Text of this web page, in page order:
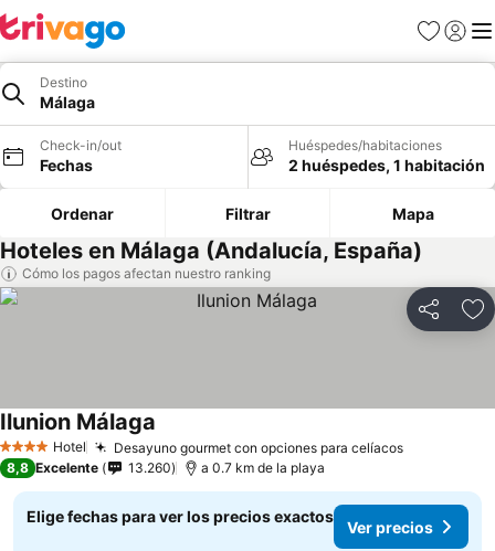
Favoritos
Iniciar
Destino
Málaga
Check-in/out
Fechas
Huéspedes/habitaciones
2 huéspedes, 1 habitación
Ordenar Filtrar Mapa
Hoteles en Málaga (Andalucía, España)
Cómo los pagos afectan nuestro ranking
Compartir
4 EstrellasHotel Desayuno gourmet con opciones para celíacos
Ilunion Málaga
8,8 Excelente 13.260 a 0.7 km de la playa
Elige fechas para ver los precios exactos
Ver precios